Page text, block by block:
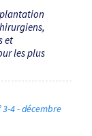
et
les plus
4 - décembre